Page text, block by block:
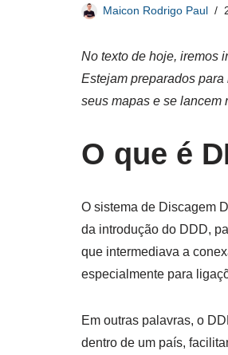
Maicon Rodrigo Paul
No texto de hoje, iremos
Estejam preparados
seus mapas e se lancem
O que é
O sistema de Discagem
da introdução do DDD,
que intermediava a
especialmente para
Em outras palavras, o
dentro de um país,